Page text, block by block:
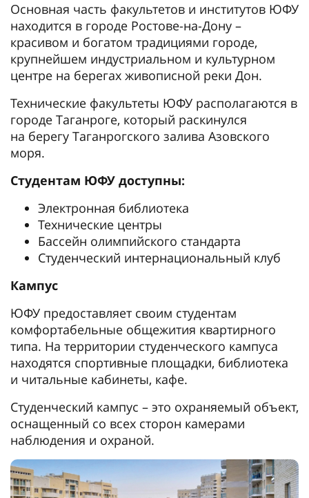
Основная часть факультетов и институтов ЮФУ
находится в городе Ростове-на-Дону –
красивом и богатом традициями городе,
крупнейшем индустриальном и культурном
центре на берегах живописной реки Дон.
Технические факультеты ЮФУ располагаются в
городе Таганроге, который раскинулся
на берегу Таганрогского залива Азовского
моря.
Студентам ЮФУ доступны:
Электронная библиотека
Технические центры
Бассейн олимпийского стандарта
Студенческий интернациональный клуб
Кампус
ЮФУ предоставляет своим студентам
комфортабельные общежития квартирного
типа. На территории студенческого кампуса
находятся спортивные площадки, библиотека
и читальные кабинеты, кафе.
Студенческий кампус – это охраняемый объект,
оснащенный со всех сторон камерами
наблюдения и охраной.